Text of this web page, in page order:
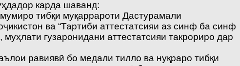
карда шаванд:
тибқи муқаррароти Дастурамали
ва “Тартиби аттестатсияи аз синф ба синф
гузаронидани аттестатсияи такрориро дар
равиявӣ бо медали тилло ва нуқраро тибқи